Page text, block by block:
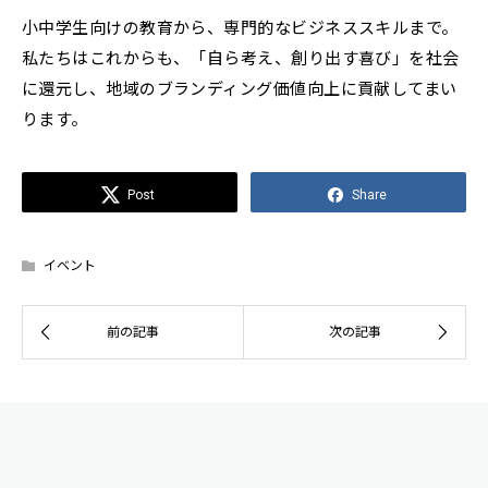
小中学生向けの教育から、専門的なビジネススキルまで。
私たちはこれからも、「自ら考え、創り出す喜び」を社会
に還元し、地域のブランディング価値向上に貢献してまい
ります。
Post Share
イベント